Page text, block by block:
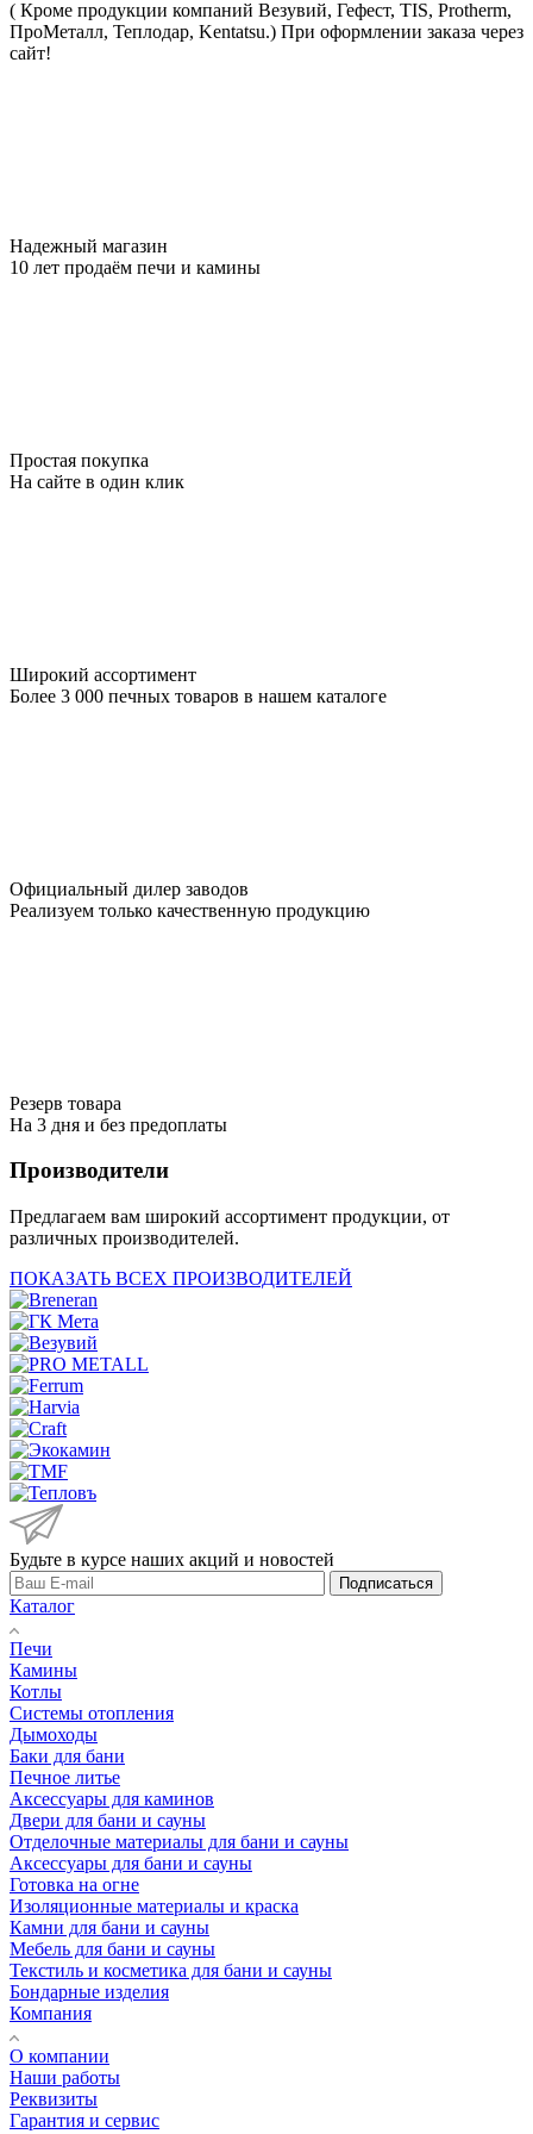
( Кроме продукции компаний Везувий, Гефест, TIS, Protherm,
ПроМеталл, Теплодар, Kentatsu.) При оформлении заказа через
сайт!
Надежный магазин
10 лет продаём печи и камины
Простая покупка
На сайте в один клик
Широкий ассортимент
Более 3 000 печных товаров в нашем каталоге
Официальный дилер заводов
Реализуем только качественную продукцию
Резерв товара
На 3 дня и без предоплаты
Производители
Предлагаем вам широкий ассортимент продукции, от
различных производителей.
ПОКАЗАТЬ ВСЕХ ПРОИЗВОДИТЕЛЕЙ
Будьте в курсе наших акций и новостей
Подписаться
Каталог
Печи
Камины
Котлы
Системы отопления
Дымоходы
Баки для бани
Печное литье
Аксессуары для каминов
Двери для бани и сауны
Отделочные материалы для бани и сауны
Аксессуары для бани и сауны
Готовка на огне
Изоляционные материалы и краска
Камни для бани и сауны
Мебель для бани и сауны
Текстиль и косметика для бани и сауны
Бондарные изделия
Компания
О компании
Наши работы
Реквизиты
Гарантия и сервис